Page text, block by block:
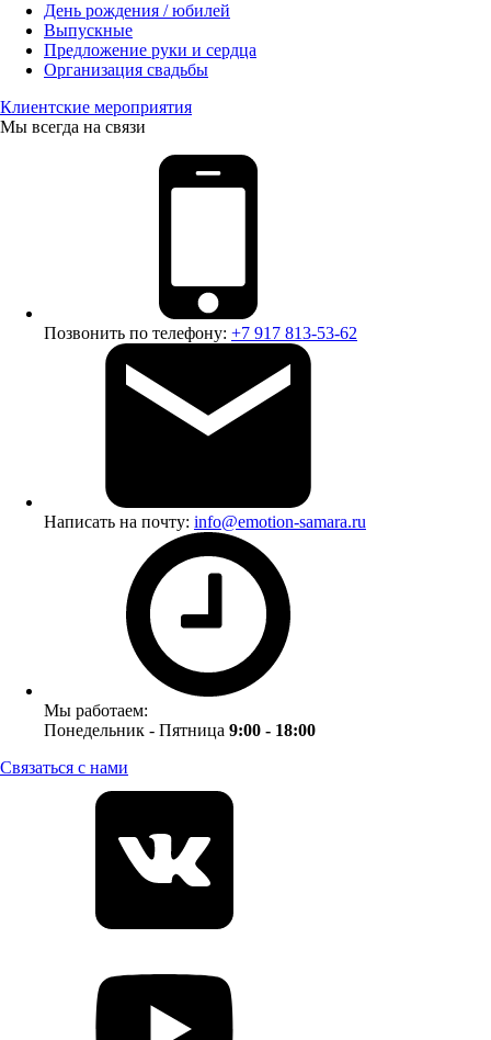
День рождения / юбилей
Выпускные
Предложение руки и сердца
Организация свадьбы
Клиентские мероприятия
Мы всегда на связи
Позвонить по телефону: +7 917 813-53-62
Написать на почту: info@emotion-samara.ru
Мы работаем:
Понедельник - Пятница 9:00 - 18:00
Связаться с нами